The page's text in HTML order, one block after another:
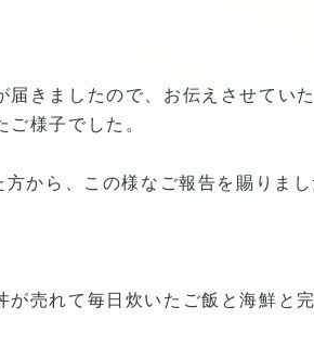
きましたので、お伝えさせていた
様子でした。
から、この様なご報告を賜りまし
売れて毎日炊いたご飯と海鮮と